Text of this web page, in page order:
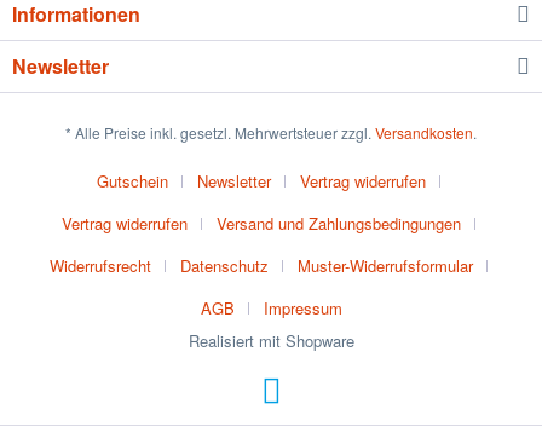
Informationen
Newsletter
* Alle Preise inkl. gesetzl. Mehrwertsteuer zzgl. Versandkosten.
Gutschein Newsletter
Vertrag widerrufen
Vertrag widerrufen
Versand und Zahlungsbedingungen
Widerrufsrecht
Datenschutz
Muster-Widerrufsformular
AGB
Impressum
Realisiert mit Shopware